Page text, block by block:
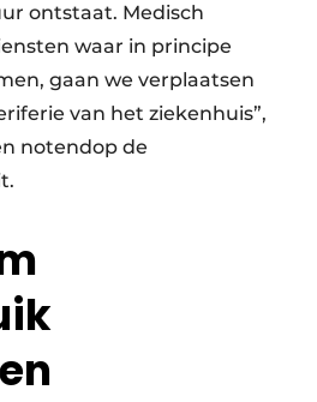
ontstaat. Medisch
waar in principe
gaan we verplaatsen
van het ziekenhuis”,
notendop de